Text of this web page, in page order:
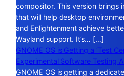
compositor. This version brings
that will help desktop
and Enlightenment achieve
Wayland support. It’s… […]
GNOME OS is Getting a ‘Test
Experimental Software Testing
GNOME OS is getting a